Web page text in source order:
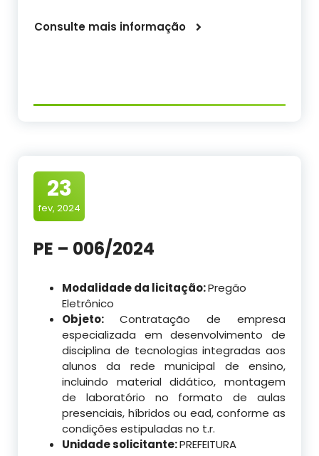
Consulte mais informação
23
fev, 2024
PE – 006/2024
Modalidade da licitação:Pregão
Eletrônico
Objeto: Contratação de empresa
especializada em desenvolvimento de
disciplina de tecnologias integradas aos
alunos da rede municipal de ensino,
incluindo material didático, montagem
de laboratório no formato de aulas
presenciais, híbridos ou ead, conforme as
condições estipuladas no t.r.
Unidade solicitante:PREFEITURA